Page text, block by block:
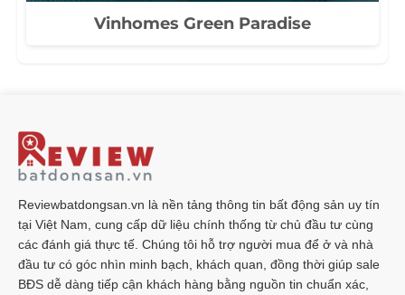
Vinhomes Green Paradise
Reviewbatdongsan.vn là nền tảng thông tin bất động sản uy tín
tại Việt Nam, cung cấp dữ liệu chính thống từ chủ đầu tư cùng
các đánh giá thực tế. Chúng tôi hỗ trợ người mua để ở và nhà
đầu tư có góc nhìn minh bạch, khách quan, đồng thời giúp sale
BĐS dễ dàng tiếp cận khách hàng bằng nguồn tin chuẩn xác,